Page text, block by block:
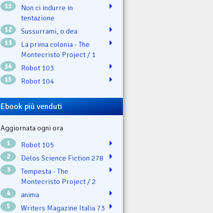
11
Non ci indurre in
tentazione
12 Sussurrami, o dea
13
La prima colonia - The
Montecristo Project / 1
14 Robot 103
15 Robot 104
Ebook più venduti
Aggiornata ogni ora
1 Robot 105
2 Delos Science Fiction 278
3
Tempesta - The
Montecristo Project / 2
4 ənima
5 Writers Magazine Italia 73